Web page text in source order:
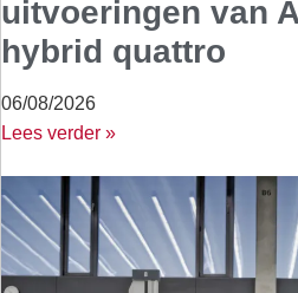
uitvoeringen van
hybrid quattro
06/08/2026
Lees verder »